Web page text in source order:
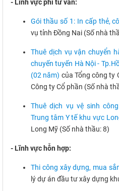
- Lĩnh vực phi tư vấn:
Gói thầu số 1: In cấp thẻ,
vụ tỉnh Đồng Nai (Số nhà
Thuê dịch vụ vận chuyển
chuyến tuyến Hà Nội -
(02 năm) của Tổng công ty
Công ty Cổ phần (Số nhà
Thuê dịch vụ vệ sinh
Trung tâm Y tế khu vực
Long Mỹ (Số nhà thầu: 8)
- Lĩnh vực hỗn hợp:
Thi công xây dựng, mua
lý dự án đầu tư xây dựng